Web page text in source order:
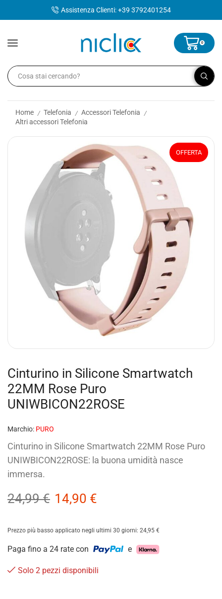
Assistenza Clienti: +39 3792401254
0
Home / Telefonia / Accessori Telefonia /
Altri accessori Telefonia
OFFERTA
Cinturino in Silicone Smartwatch
22MM Rose Puro
UNIWBICON22ROSE
Marchio: PURO
Cinturino in Silicone Smartwatch 22MM Rose Puro
UNIWBICON22ROSE: la buona umidità nasce
immersa.
24,99€ 14,90 €
Prezzo più basso applicato negli ultimi 30 giorni: 24,95 €
Paga fino a 24 rate con e
Solo 2 pezzi disponibili